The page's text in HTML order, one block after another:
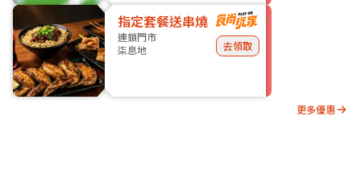
指定套餐送串燒
連鎖門市
柒息地
去領取
更多優惠